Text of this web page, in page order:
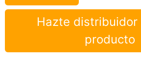
Hazte distribuidor
producto